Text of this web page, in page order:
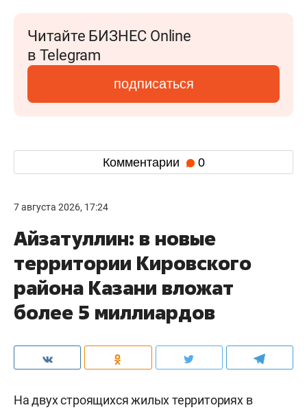
Читайте БИЗНЕС Online
в Telegram
подписаться
Комментарии 0
7 августа 2026, 17:24
Айзатуллин: в новые
территории Кировского
района Казани вложат
более 5 миллиардов
На двух строящихся жилых территориях в